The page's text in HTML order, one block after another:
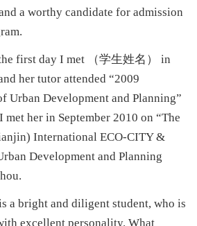
a worthy candidate for admission
first day I met （学生姓名） in
her tutor attended “2009
Urban Development and Planning”
her in September 2010 on “The
International ECO-CITY &
Development and Planning
bright and diligent student, who is
excellent personality. What